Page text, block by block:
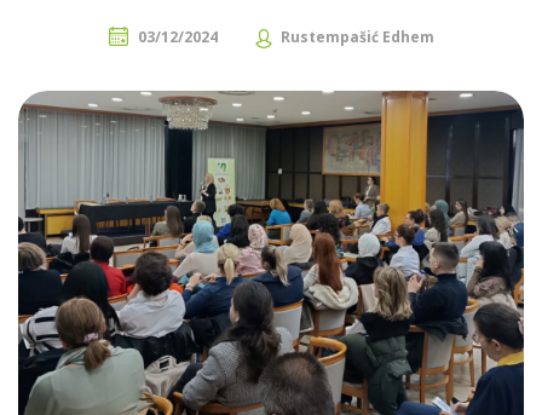
03/12/2024 Rustempašić Edhem